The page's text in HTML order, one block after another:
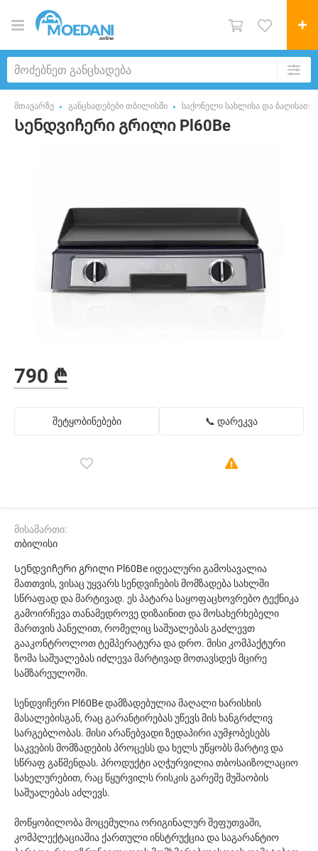
მთავარზე განცხადებები თბილისში საქონელი სახლისა და
Სენდვიჩერი გრილი Pl60Be
790 ₾
შეტყობინებები 📞 დარეკვა
მისამართი:
თბილისი
Სენდვიჩერი გრილი Pl60Be იდეალური გამოსავალია
მათთვის, ვისაც უყვარს სენდვიჩების მომზადება სახლში
სწრაფად და მარტივად. ეს პატარა საყოფაცხოვრებო ტექნიკა
გამოირჩევა თანამედროვე დიზაინით და მოსახერხებელი
მართვის პანელით, რომელიც საშუალებას გაძლევთ
გააკონტროლოთ ტემპერატურა და დრო. მისი კომპაქტური
ზომა საშუალებას იძლევა მარტივად მოთავსდეს მცირე
სამზარეულოში.
სენდვიჩერი Pl60Be დამზადებულია მაღალი ხარისხის
მასალებისგან, რაც გარანტირებას უწევს მის ხანგრძლივ
სარგებლობას. მისი არაწებვადი ზედაპირი აუმჯობესებს
საკვების მომზადების პროცესს და ხელს უწყობს მარტივ და
სწრაფ გაწმენდას. პროდუქტი აღჭურვილია თბოსაიზოლაციო
სახელურებით, რაც წყურვილს რისკის გარეშე მუშაობის
საშუალებას აძლევს.
მოწყობილობა მოცემულია ორიგინალურ შეფუთვაში,
კომპლექტაციაშია ქართული ინსტრუქცია და საგარანტიო